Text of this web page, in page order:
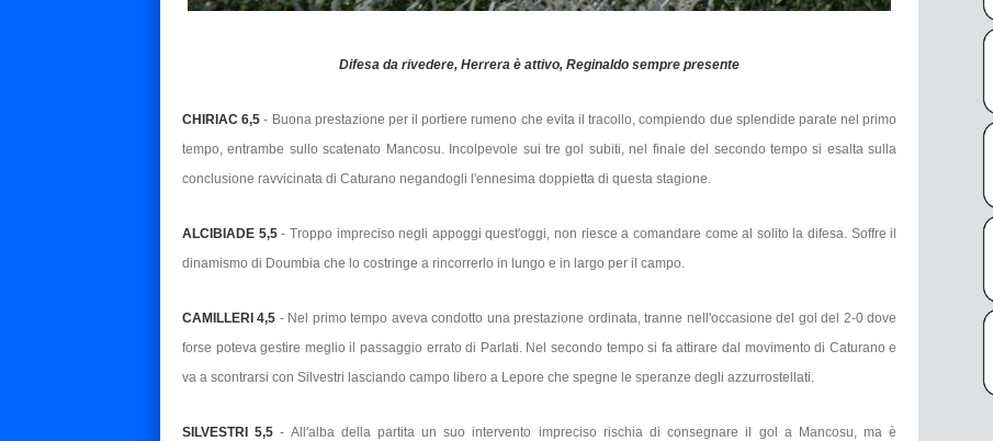
Difesa da rivedere, Herrera è attivo, Reginaldo sempre presente
CHIRIAC 6,5 - Buona prestazione per il portiere rumeno che evita il tracollo, compiendo due splendide parate nel primo
tempo, entrambe sullo scatenato Mancosu. Incolpevole sui tre gol subiti, nel finale del secondo tempo si esalta sulla
conclusione ravvicinata di Caturano negandogli l'ennesima doppietta di questa stagione.
ALCIBIADE 5,5- Troppo impreciso negli appoggi quest'oggi, non riesce a comandare come al solito la difesa. Soffre il
dinamismo di Doumbia che lo costringe a rincorrerlo in lungo e in largo per il campo.
CAMILLERI 4,5 - Nel primo tempo aveva condotto una prestazione ordinata, tranne nell'occasione del gol del 2-0 dove
forse poteva gestire meglio il passaggio errato di Parlati. Nel secondo tempo si fa attirare dal movimento di Caturano e
va a scontrarsi con Silvestri lasciando campo libero a Lepore che spegne le speranze degli azzurrostellati.
SILVESTRI 5,5 - All'alba della partita un suo intervento impreciso rischia di consegnare il gol a Mancosu, ma è